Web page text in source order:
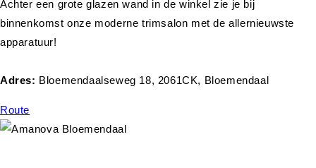
Achter een grote glazen wand in de winkel zie je bij
binnenkomst onze moderne trimsalon met de allernieuwste
apparatuur!
Adres: Bloemendaalseweg 18, 2061CK, Bloemendaal
Route